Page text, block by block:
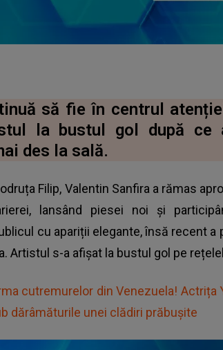
să fie în centrul
la bustul gol după ce
des la sală.
Filip, Valentin Sanfira a rămas
lansând piesei noi și
cu apariții elegante, însă recent a
Artistul s-a afișat la bustul gol pe
cutremurelor din Venezuela! Actrița
dărâmăturile unei clădiri prăbușite